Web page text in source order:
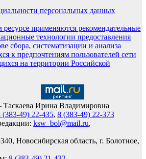
персональных данных
применяются рекомендательные
технологии предоставления
сбора, систематизации и анализа
к предпочтениям пользователей сети
на территории Российской
Ирина Владимировна
(383-49) 22-435, 8 (383-49) 22-373
ksw_bol@mail.ru,
Новосибирская область, г. Болотное,